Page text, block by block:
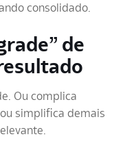
consolidado.
de
Ou complica
simplifica demais